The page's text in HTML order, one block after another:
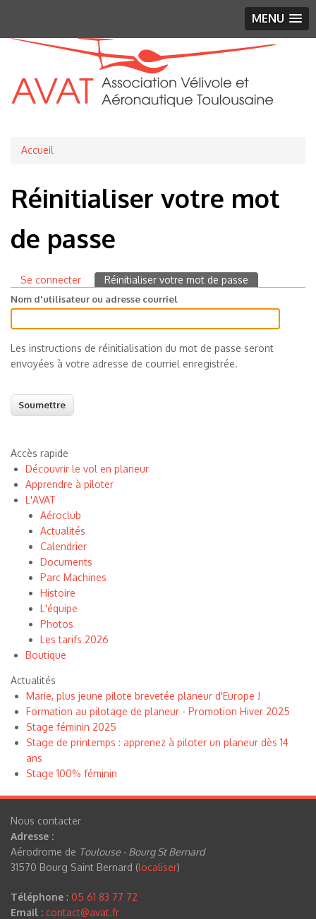
MENU
Fil
Accueil
Réinitialiser votre mot
de passe
Primary
tabs
Se connecter Réinitialiser votre mot de passe
Nom d'utilisateur ou adresse courriel
Les instructions de réinitialisation du mot de passe seront
envoyées à votre adresse de courriel enregistrée.
Accès rapide
Découvrir le vol en planeur
Apprendre à piloter
L'AVAT
Aéroclub
Actualités
Calendrier
Documents
Parc Machines
Histoire
L'équipe
Photos
Les tarifs 2026
Boutique
Actualités
Marie, plus jeune pilote brevetée planeur d'Europe !
Formation au pilotage de planeur - Promotion Hiver 2025
Stage féminin 2025
Stage de printemps : apprenez à piloter un planeur dès 14
ans
Stage 100% féminin
Nous contacter
Adresse :
Aérodrome de Toulouse - Bourg St Bernard
31570 Bourg Saint Bernard (localiser)
Téléphone : 05 61 83 77 72
Email : contact@avat.fr